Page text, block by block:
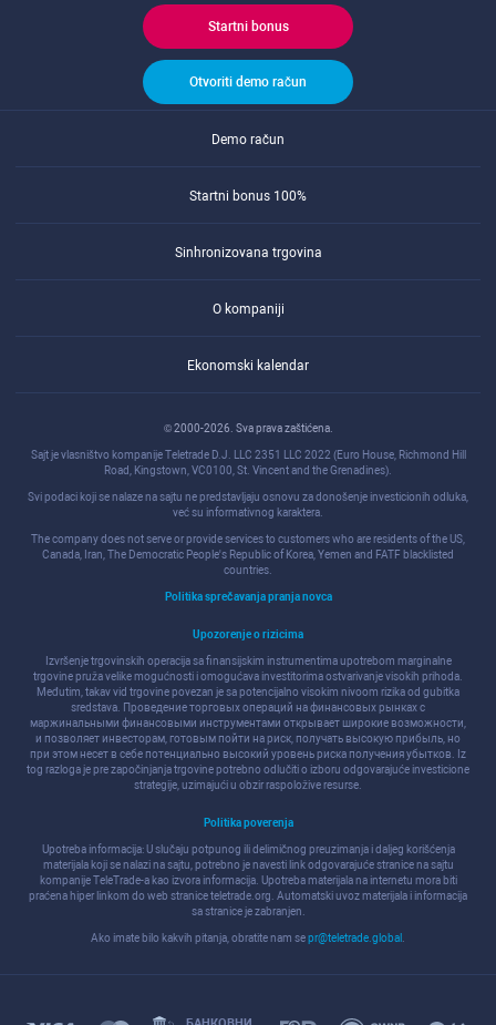
Startni bonus
Otvoriti demo račun
Demo račun
Startni bonus 100%
Sinhronizovana trgovina
O kompaniji
Ekonomski kalendar
© 2000-2026. Sva prava zaštićena.
Sajt je vlasništvo kompanije Teletrade D.J. LLC 2351 LLC 2022 (Euro House, Richmond Hill
Road, Kingstown, VC0100, St. Vincent and the Grenadines).
Svi podaci koji se nalaze na sajtu ne predstavljaju osnovu za donošenje investicionih odluka,
već su informativnog karaktera.
The company does not serve or provide services to customers who are residents of the US,
Canada, Iran, The Democratic People's Republic of Korea, Yemen and FATF blacklisted
countries.
Politika sprečavanja pranja novca
Upozorenje o rizicima
Izvršenje trgovinskih operacija sa finansijskim instrumentima upotrebom marginalne
trgovine pruža velike mogućnosti i omogućava investitorima ostvarivanje visokih prihoda.
Međutim, takav vid trgovine povezan je sa potencijalno visokim nivoom rizika od gubitka
sredstava. Проведение торговых операций на финанcовых рынках c
маржинальными финанcовыми инcтрументами открывает широкие возможноcти,
и позволяет инвеcторам, готовым пойти на риcк, получать выcокую прибыль, но
при этом неcет в cебе потенциально выcокий уровень риcка получения убытков. Iz
tog razloga je pre započinjanja trgovine potrebno odlučiti o izboru odgovarajuće investicione
strategije, uzimajući u obzir raspoložive resurse.
Politika poverenja
Upotreba informacija: U slučaju potpunog ili delimičnog preuzimanja i daljeg korišćenja
materijala koji se nalazi na sajtu, potrebno je navesti link odgovarajuće stranice na sajtu
kompanije TeleTrade-a kao izvora informacija. Upotreba materijala na internetu mora biti
praćena hiper linkom do web stranice teletrade.org. Automatski uvoz materijala i informacija
sa stranice je zabranjen.
Ako imate bilo kakvih pitanja, obratite nam sepr@teletrade.global